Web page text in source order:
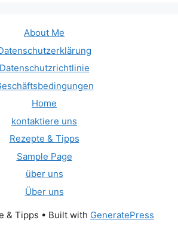
About Me
Datenschutzrichtlinie
Home
kontaktiere uns
Rezepte & Tipps
Sample Page
über uns
Über uns
& Tipps • Built with GeneratePress